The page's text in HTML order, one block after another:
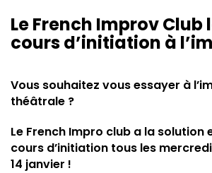
Le French Improv Club
cours d’initiation à
Vous souhaitez vous essayer à
théâtrale ?
Le French Impro club a la solution
cours d’initiation tous les
14 janvier !